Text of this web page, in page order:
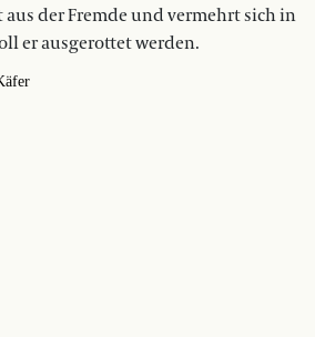
der Fremde und vermehrt sich in
er ausgerottet werden.